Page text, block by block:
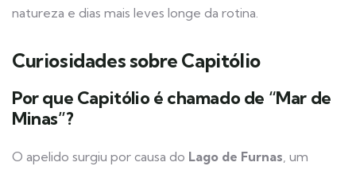
natureza e dias mais leves longe da rotina.
Curiosidades sobre Capitólio
Por que Capitólio é chamado de “Mar de
Minas”?
O apelido surgiu por causa do Lago de Furnas, um